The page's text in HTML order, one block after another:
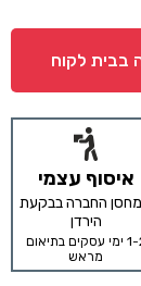
בבית לקוח
איסוף עצמי
החברה בבקעת
הירדן
1-2 ימי עסקים בתיאום
מראש